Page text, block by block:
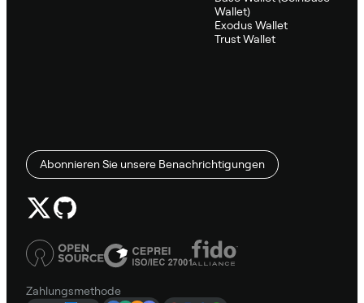
Wallet)
Exodus Wallet
Trust Wallet
Abonnieren Sie unsere Benachrichtigungen
Zahlungsmethode